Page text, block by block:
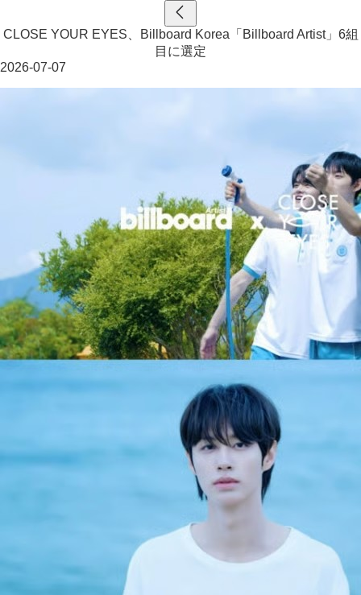
CLOSE YOUR EYES、Billboard Korea「Billboard Artist」6組
目に選定
2026-07-07